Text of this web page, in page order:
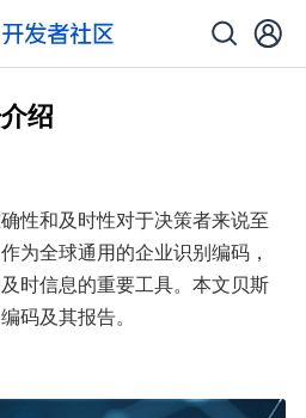
绍
性和及时性对于决策者来说至
为全球通用的企业识别编码，
时信息的重要工具。本文贝斯
码及其报告。